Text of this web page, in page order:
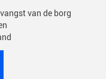
van de borg